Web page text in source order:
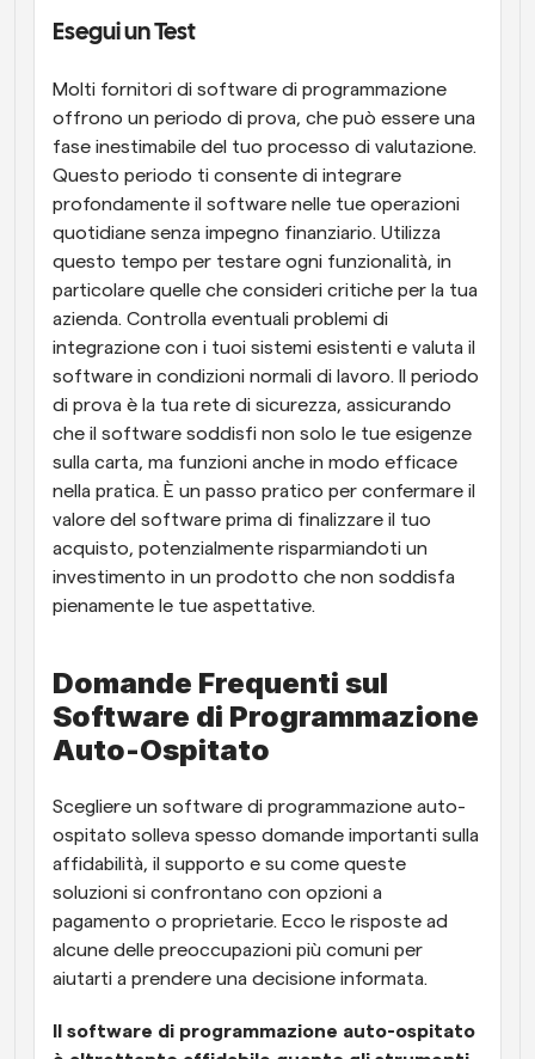
Esegui un Test
Molti fornitori di software di programmazione
offrono un periodo di prova, che può essere una
fase inestimabile del tuo processo di valutazione.
Questo periodo ti consente di integrare
profondamente il software nelle tue operazioni
quotidiane senza impegno finanziario. Utilizza
questo tempo per testare ogni funzionalità, in
particolare quelle che consideri critiche per la tua
azienda. Controlla eventuali problemi di
integrazione con i tuoi sistemi esistenti e valuta il
software in condizioni normali di lavoro. Il periodo
di prova è la tua rete di sicurezza, assicurando
che il software soddisfi non solo le tue esigenze
sulla carta, ma funzioni anche in modo efficace
nella pratica. È un passo pratico per confermare il
valore del software prima di finalizzare il tuo
acquisto, potenzialmente risparmiandoti un
investimento in un prodotto che non soddisfa
pienamente le tue aspettative.
Domande Frequenti sul
Software di Programmazione
Auto-Ospitato
Scegliere un software di programmazione auto-
ospitato solleva spesso domande importanti sulla
affidabilità, il supporto e su come queste
soluzioni si confrontano con opzioni a
pagamento o proprietarie. Ecco le risposte ad
alcune delle preoccupazioni più comuni per
aiutarti a prendere una decisione informata.
Il software di programmazione auto-ospitato